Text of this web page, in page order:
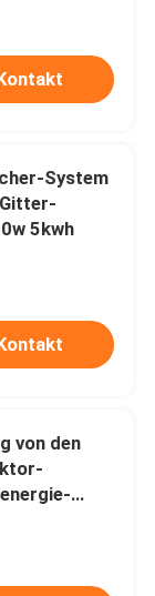
System
5kwh
von den
Häuser